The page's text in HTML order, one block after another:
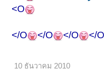
<O
</O </O </O </O
10 ธันวาคม 2010